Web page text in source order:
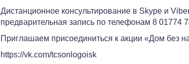
Дистанционное консультирование в Skype и
предварительная запись по телефонам 8 01774
Приглашаем присоединиться к акции «Дом без
https://vk.com/tcsonlogoisk